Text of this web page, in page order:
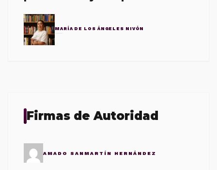
MARÍA DE LOS ÁNGELES NIVÓN
Firmas de Autoridad
AMADO SANMARTÍN HERNÁNDEZ